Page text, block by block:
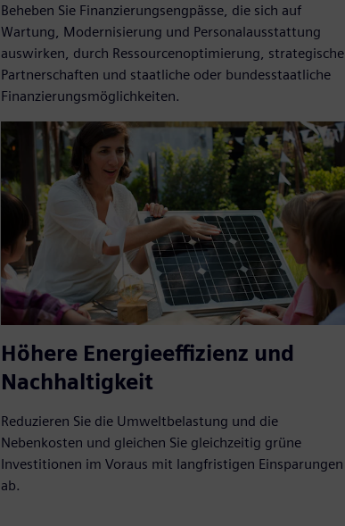
Beheben Sie Finanzierungsengpässe, die sich auf
Wartung, Modernisierung und Personalausstattung
auswirken, durch Ressourcenoptimierung, strategische
Partnerschaften und staatliche oder bundesstaatliche
Finanzierungsmöglichkeiten.
Höhere Energieeffizienz und
Nachhaltigkeit
Reduzieren Sie die Umweltbelastung und die
Nebenkosten und gleichen Sie gleichzeitig grüne
Investitionen im Voraus mit langfristigen Einsparungen
ab.